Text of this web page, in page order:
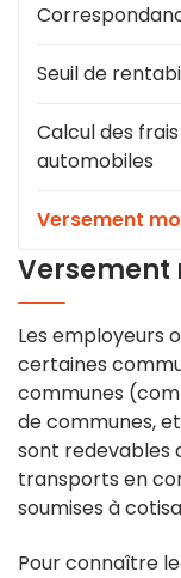
Versement
Les employeurs
certaines
communes
de communes,
sont redevables
transports en
soumises à
Pour connaître
Seuil de
Calcul des
automobiles
Versement